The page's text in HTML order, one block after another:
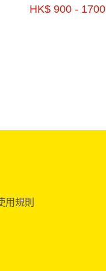
HK$ 900 - 1700
用規則